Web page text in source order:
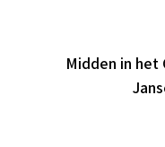
Midden in het